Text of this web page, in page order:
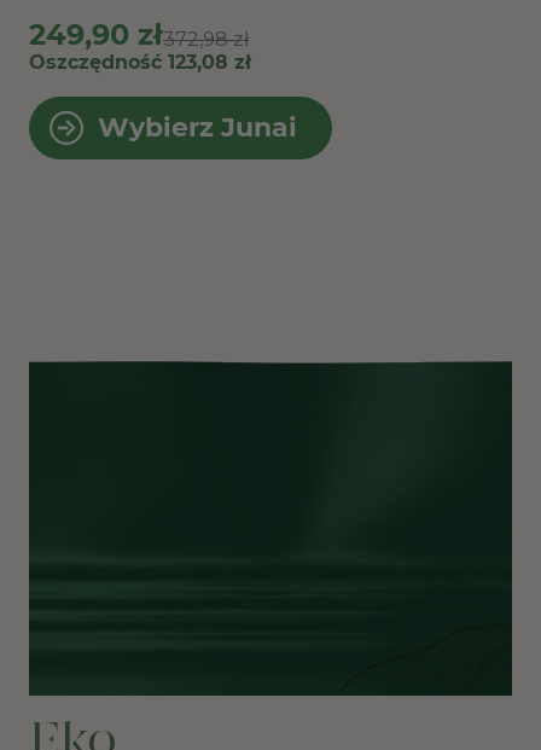
249,90 zł372,98 zł
Oszczędność 123,08 zł
Wybierz Junai